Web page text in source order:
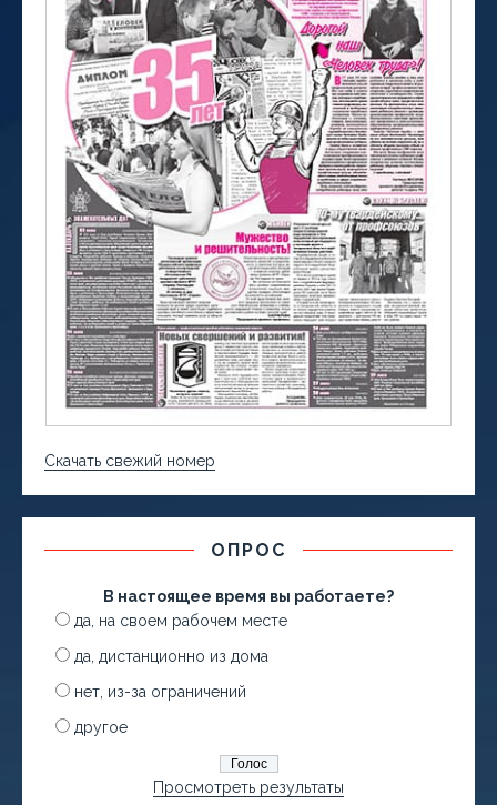
Скачать свежий номер
ОПРОС
В настоящее время вы работаете?
да, на своем рабочем месте
да, дистанционно из дома
нет, из-за ограничений
другое
Просмотреть результаты